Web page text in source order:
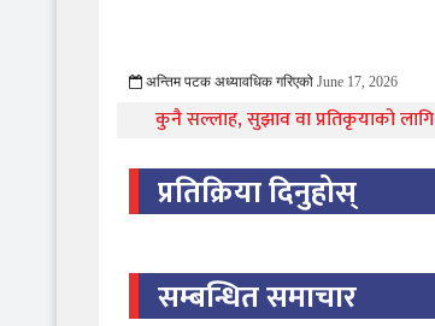
अन्तिम पटक अध्यावधिक गरिएको June 17, 2026
कुनै सल्लाह, सुझाव वा प्रतिकृयाको लागि
प्रतिक्रिया दिनुहोस्
सम्बन्धित समाचार